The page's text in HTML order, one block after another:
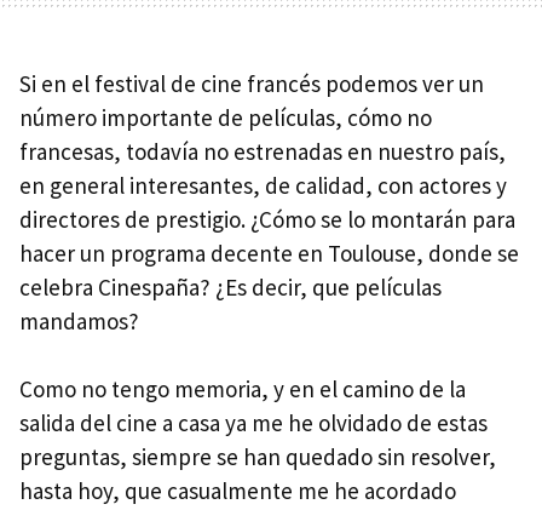
Si en el festival de cine francés podemos ver un
número importante de películas, cómo no
francesas, todavía no estrenadas en nuestro país,
en general interesantes, de calidad, con actores y
directores de prestigio. ¿Cómo se lo montarán para
hacer un programa decente en Toulouse, donde se
celebra Cinespaña? ¿Es decir, que películas
mandamos?
Como no tengo memoria, y en el camino de la
salida del cine a casa ya me he olvidado de estas
preguntas, siempre se han quedado sin resolver,
hasta hoy, que casualmente me he acordado